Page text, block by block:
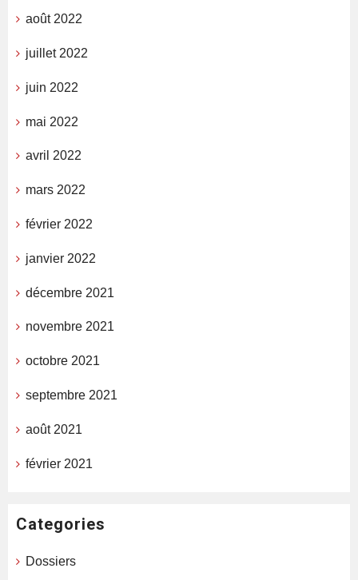
août 2022
juillet 2022
juin 2022
mai 2022
avril 2022
mars 2022
février 2022
janvier 2022
décembre 2021
novembre 2021
octobre 2021
septembre 2021
août 2021
février 2021
Categories
Dossiers